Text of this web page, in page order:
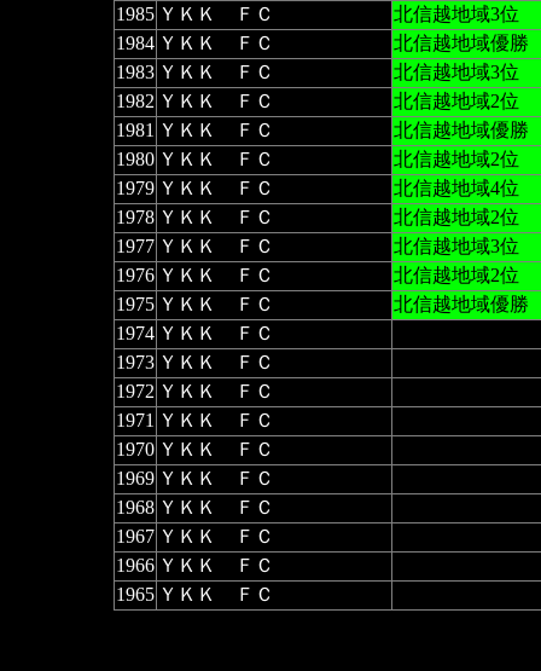
1985 ＹＫＫ ＦＣ
北信越地域3位
1984 ＹＫＫ ＦＣ
北信越地域優勝
1983 ＹＫＫ ＦＣ
北信越地域3位
1982 ＹＫＫ ＦＣ
北信越地域2位
1981 ＹＫＫ ＦＣ
北信越地域優勝
1980 ＹＫＫ ＦＣ
北信越地域2位
1979 ＹＫＫ ＦＣ
北信越地域4位
1978 ＹＫＫ ＦＣ
北信越地域2位
1977 ＹＫＫ ＦＣ
北信越地域3位
1976 ＹＫＫ ＦＣ
北信越地域2位
1975 ＹＫＫ ＦＣ
北信越地域優勝
1974 ＹＫＫ ＦＣ
1973 ＹＫＫ ＦＣ
1972 ＹＫＫ ＦＣ
1971 ＹＫＫ ＦＣ
1970 ＹＫＫ ＦＣ
1969 ＹＫＫ ＦＣ
1968 ＹＫＫ ＦＣ
1967 ＹＫＫ ＦＣ
1966 ＹＫＫ ＦＣ
1965 ＹＫＫ ＦＣ